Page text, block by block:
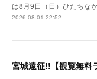
は8月9日（日）ひたちな
2026.08.01 22:52